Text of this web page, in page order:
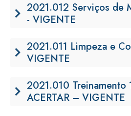
2021.012 Serviços de
- VIGENTE
2021.011 Limpeza e
VIGENTE
2021.010 Treinamento
ACERTAR – VIGENTE